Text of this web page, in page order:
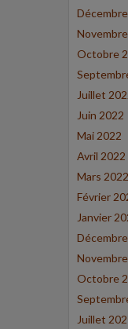
Octobre
Juillet
Juin 2022
Mai 2022
Avril 2022
Mars 2022
Février
Janvier
Octobre
Juillet